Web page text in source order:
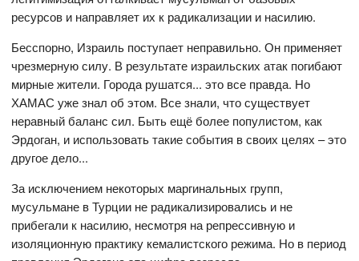
ресурсов и направляет их к радикализации и насилию.
Бесспорно, Израиль поступает неправильно. Он применяет
чрезмерную силу. В результате израильских атак погибают
мирные жители. Города рушатся... это все правда. Но
ХАМАС уже знал об этом. Все знали, что существует
неравный баланс сил. Быть ещё более популистом, как
Эрдоган, и использовать такие события в своих целях – это
другое дело...
За исключением некоторых маргинальных групп,
мусульмане в Турции не радикализировались и не
прибегали к насилию, несмотря на репрессивную и
изоляционную практику кемалистского режима. Но в период